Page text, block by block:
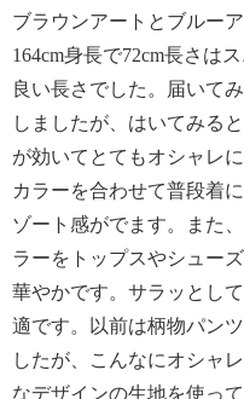
ブラウンアートとブルー
164cm身長で72cm長さは
良い長さでした。届いて
しましたが、はいてみる
が効いてとてもオシャレ
カラーを合わせて普段着
ゾート感がでます。また
ラーをトップスやシュー
華やかです。サラッとし
適です。以前は柄物パン
したが、こんなにオシャ
なデザインの生地を使っ